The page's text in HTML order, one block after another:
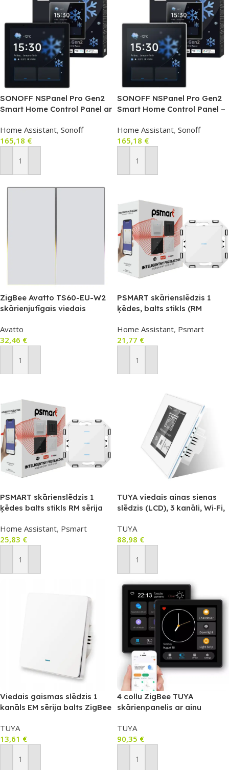
SONOFF NSPanel Pro Gen2
Smart Home Control Panel ar
Matter, Wi‑Fi, Bluetooth
(melns) – NSPanel86PW-
Home Assistant, Sonoff
165,18 €
Pievienot Grozam
SONOFF NSPanel Pro Gen2
Smart Home Control Panel –
kanālu releju, Wi‑Fi, Zigbee,
Matter, Bluetooth (balts)
Home Assistant, Sonoff
165,18 €
Pievienot Grozam
ZigBee Avatto TS60-EU-W2
skārienjutīgais viedais
TUYA (balts)
Avatto
32,46 €
Pievienot Grozam
PSMART skārienslēdzis 1
ķēdes, balts stikls (RM
Home Assistant, Psmart
21,77 €
Pievienot Grozam
PSMART skārienslēdzis 1
ķēdes balts stikls RM sērija
rāmja)
Home Assistant, Psmart
25,83 €
Pievienot Grozam
TUYA viedais ainas sienas
slēdzis (LCD), 3 kanāli, Wi‑Fi,
TUYA
88,98 €
Pievienot Grozam
Viedais gaismas slēdzis 1
kanāls EM sērija balts ZigBee
TUYA
13,61 €
Pievienot Grozam
4 collu ZigBee TUYA
skārienpanelis ar ainu
TUYA
90,35 €
Pievienot Grozam